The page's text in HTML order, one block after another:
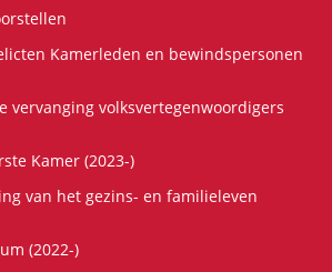
Kamerleden en bewindspersonen
vervanging volksvertegenwoordigers
Kamer (2023-)
van het gezins- en familieleven
(2022-)